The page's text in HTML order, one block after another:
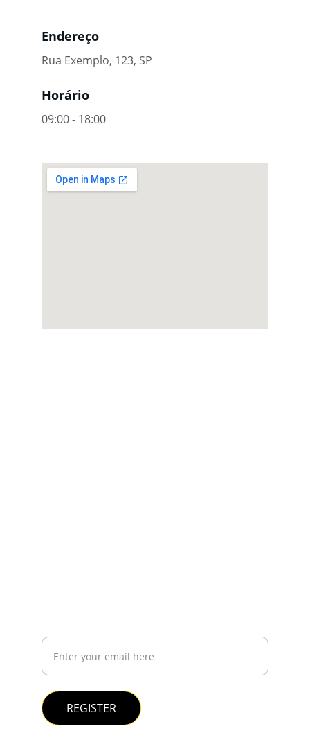
Endereço
Rua Exemplo, 123, SP
Horário
09:00 - 18:00
REGISTER